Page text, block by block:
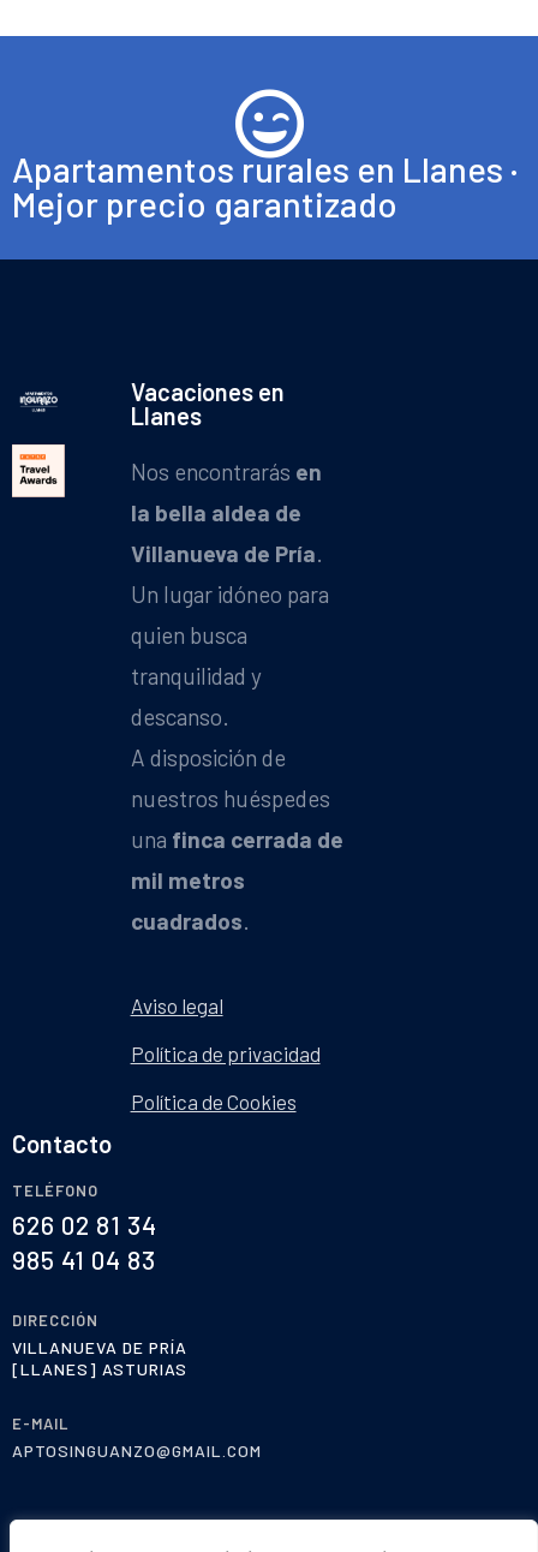
Apartamentos rurales en Llanes ·
Mejor precio garantizado
Vacaciones en
Llanes
Nos encontrarás en
la bella aldea de
Villanueva de Pría.
Un lugar idóneo para
quien busca
tranquilidad y
descanso.
A disposición de
nuestros huéspedes
una finca cerrada de
mil metros
cuadrados.
Aviso legal
Política de privacidad
Política de Cookies
Contacto
TELÉFONO
626 02 81 34
985 41 04 83
DIRECCIÓN
VILLANUEVA DE PRÍA
[LLANES] ASTURIAS
E-MAIL
APTOSINGUANZO@GMAIL.COM